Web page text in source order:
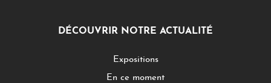
DÉCOUVRIR NOTRE ACTUALITÉ
Expositions
En ce moment